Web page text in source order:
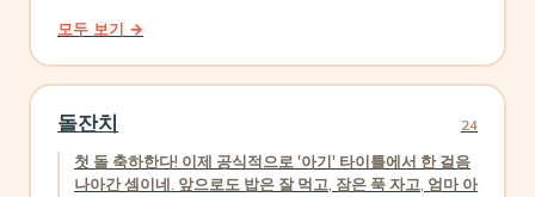
모두 보기 →
돌잔치 24
첫 돌 축하한다! 이제 공식적으로 '아기' 타이틀에서 한 걸음
나아간 셈이네. 앞으로도 밥은 잘 먹고, 잠은 푹 자고, 엄마 아